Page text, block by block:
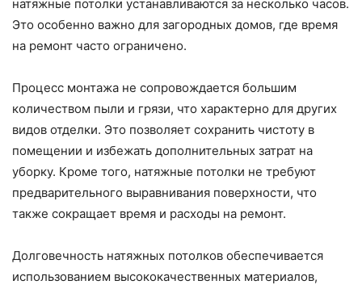
натяжные потолки устанавливаются за несколько часов.
Это особенно важно для загородных домов, где время
на ремонт часто ограничено.
Процесс монтажа не сопровождается большим
количеством пыли и грязи, что характерно для других
видов отделки. Это позволяет сохранить чистоту в
помещении и избежать дополнительных затрат на
уборку. Кроме того, натяжные потолки не требуют
предварительного выравнивания поверхности, что
также сокращает время и расходы на ремонт.
Долговечность натяжных потолков обеспечивается
использованием высококачественных материалов,